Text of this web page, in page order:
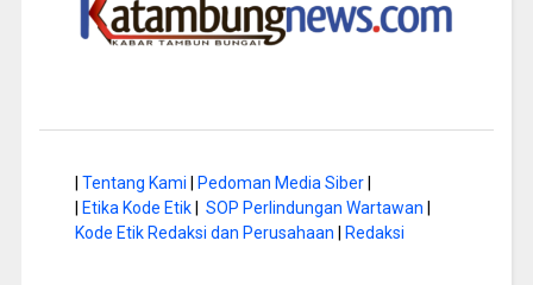
Tentang Kami Pedoman Media Siber|
Etika Kode Etik| SOP Perlindungan Wartawan
Kode Etik Redaksi dan Perusahaan
Redaksi